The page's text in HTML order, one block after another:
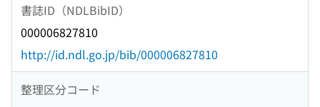
書誌ID（NDLBibID）
000006827810
http://id.ndl.go.jp/bib/000006827810
整理区分コード